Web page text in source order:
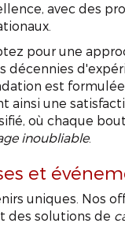
avec des
pour une
décennies
est
ainsi une
où chaque
inoubliable.
et
uniques. Nos
des solutions de